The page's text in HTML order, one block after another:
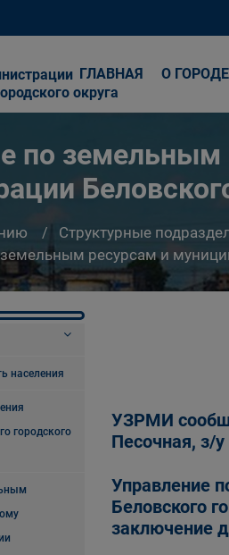
округа
ГЛАВНАЯ О ГОРОДЕ
по
Структурные
ресурсам и
населения
городского
УЗРМИ
Песочная, з/
Управление
Беловского
заключение